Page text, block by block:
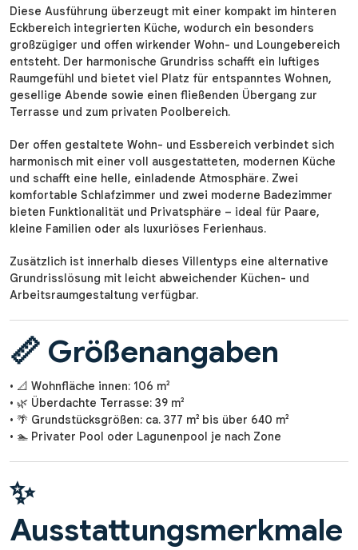
Diese Ausführung überzeugt mit einer kompakt im hinteren
Eckbereich integrierten Küche, wodurch ein besonders
großzügiger und offen wirkender Wohn- und Loungebereich
entsteht. Der harmonische Grundriss schafft ein luftiges
Raumgefühl und bietet viel Platz für entspanntes Wohnen,
gesellige Abende sowie einen fließenden Übergang zur
Terrasse und zum privaten Poolbereich.
Der offen gestaltete Wohn- und Essbereich verbindet sich
harmonisch mit einer voll ausgestatteten, modernen Küche
und schafft eine helle, einladende Atmosphäre. Zwei
komfortable Schlafzimmer und zwei moderne Badezimmer
bieten Funktionalität und Privatsphäre – ideal für Paare,
kleine Familien oder als luxuriöses Ferienhaus.
Zusätzlich ist innerhalb dieses Villentyps eine alternative
Grundrisslösung mit leicht abweichender Küchen- und
Arbeitsraumgestaltung verfügbar.
📏 Größenangaben
• 📐 Wohnfläche innen: 106 m²
• 🌿 Überdachte Terrasse: 39 m²
• 🌴 Grundstücksgrößen: ca. 377 m² bis über 640 m²
• 🏊 Privater Pool oder Lagunenpool je nach Zone
✨
Ausstattungsmerkmale